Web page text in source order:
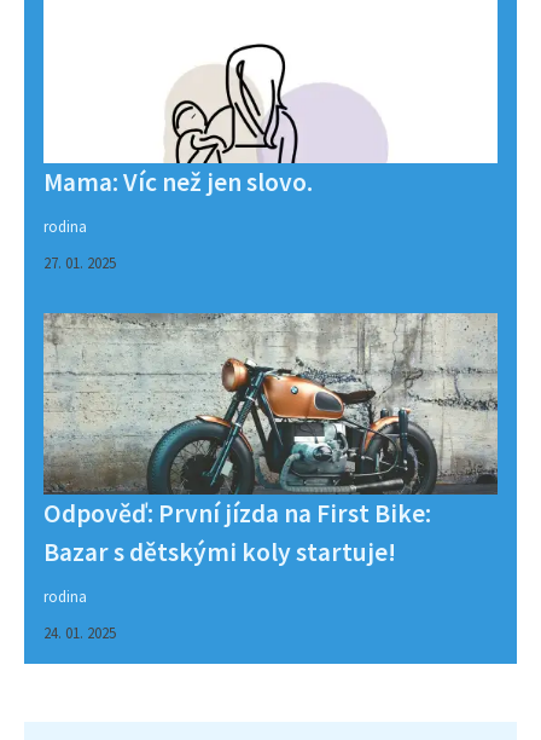
Mama: Víc než jen slovo.
rodina
27. 01. 2025
Odpověď: První jízda na First Bike:
Bazar s dětskými koly startuje!
rodina
24. 01. 2025